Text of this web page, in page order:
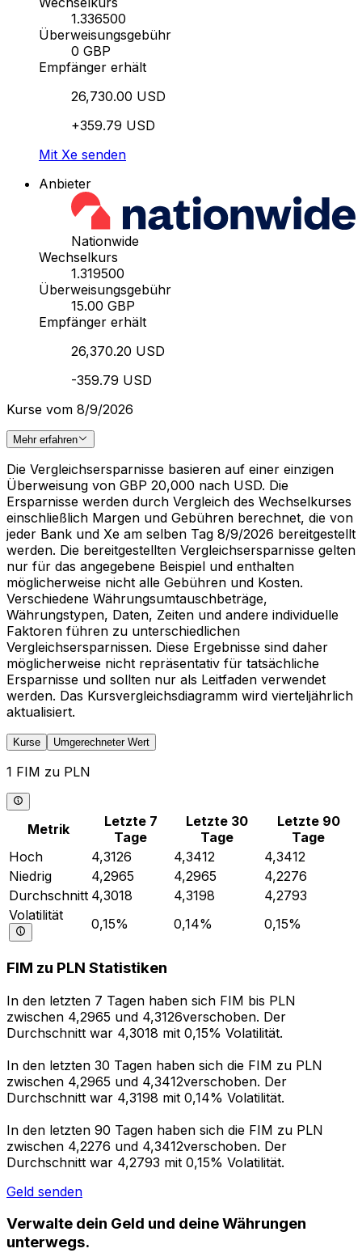
1.336500
Überweisungsgebühr
0 GBP
Empfänger erhält
26,730.00 USD
+359.79 USD
Mit Xe senden
Anbieter
Nationwide
Wechselkurs
1.319500
Überweisungsgebühr
15.00 GBP
Empfänger erhält
26,370.20 USD
-359.79 USD
Kurse vom 8/9/2026
Mehr erfahren
Die Vergleichsersparnisse basieren auf einer einzigen
Überweisung von GBP 20,000 nach USD. Die
Ersparnisse werden durch Vergleich des Wechselkurses
einschließlich Margen und Gebühren berechnet, die von
jeder Bank und Xe am selben Tag 8/9/2026 bereitgestellt
werden. Die bereitgestellten Vergleichsersparnisse gelten
nur für das angegebene Beispiel und enthalten
möglicherweise nicht alle Gebühren und Kosten.
Verschiedene Währungsumtauschbeträge,
Währungstypen, Daten, Zeiten und andere individuelle
Faktoren führen zu unterschiedlichen
Vergleichsersparnissen. Diese Ergebnisse sind daher
möglicherweise nicht repräsentativ für tatsächliche
Ersparnisse und sollten nur als Leitfaden verwendet
werden. Das Kursvergleichsdiagramm wird vierteljährlich
aktualisiert.
Kurse Umgerechneter Wert
1 FIM zu PLN
Metrik
Letzte 7
Tage
Letzte 30
Tage
Letzte 90
Tage
Hoch
4,3126 4,3412
4,3412
Niedrig
4,2965 4,2965
4,2276
Durchschnitt 4,3018 4,3198
4,2793
Volatilität
0,15% 0,14% 0,15%
FIM zu PLN Statistiken
In den letzten 7 Tagen haben sich FIM bis PLN
zwischen 4,2965 und 4,3126verschoben. Der
Durchschnitt war 4,3018 mit 0,15% Volatilität.
In den letzten 30 Tagen haben sich die FIM zu PLN
zwischen 4,2965 und 4,3412verschoben. Der
Durchschnitt war 4,3198 mit 0,14% Volatilität.
In den letzten 90 Tagen haben sich die FIM zu PLN
zwischen 4,2276 und 4,3412verschoben. Der
Durchschnitt war 4,2793 mit 0,15% Volatilität.
Geld senden
Verwalte dein Geld und deine Währungen
unterwegs.